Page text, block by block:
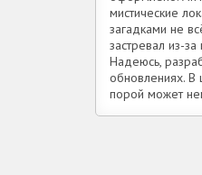
мистические
загадками не
застревал из-
Надеюсь,
обновлениях. В
порой может